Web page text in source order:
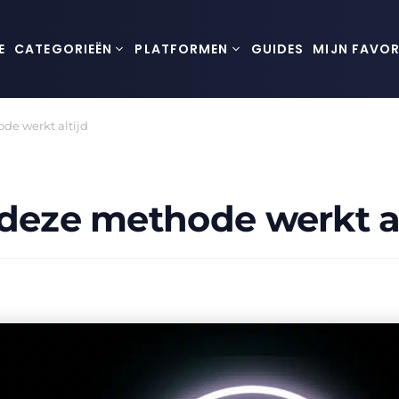
CATEGORIEËN PLATFORMEN GUIDES MIJN
werkt altijd
methode werkt